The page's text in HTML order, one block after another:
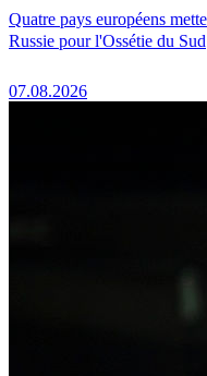
Quatre pays européens
Russie pour l'Ossétie du Sud
07.08.2026